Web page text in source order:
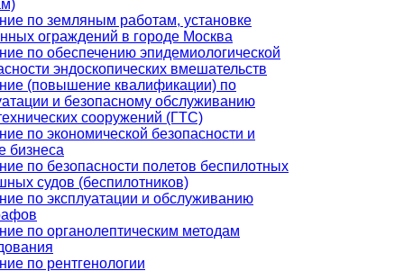
по земляным работам, установке
ограждений в городе Москва
по обеспечению эпидемиологической
эндоскопических вмешательств
(повышение квалификации) по
и безопасному обслуживанию
сооружений (ГТС)
по экономической безопасности и
бизнеса
по безопасности полетов беспилотных
судов (беспилотников)
по эксплуатации и обслуживанию
по органолептическим методам
по рентгенологии